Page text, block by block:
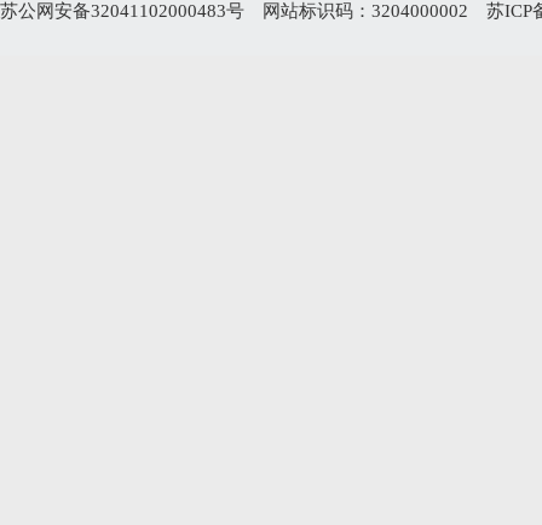
苏公网安备32041102000483号 网站标识码：3204000002 苏ICP